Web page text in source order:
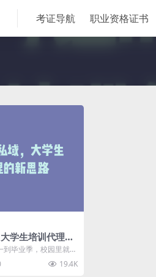
考证导航 职业资格证书
学生培训代理的
毕业季，校园里就像
书籍、暖水壶、小
19.4K